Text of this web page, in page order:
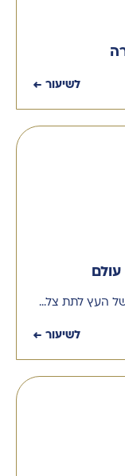
לשיעור ←
העץ לתת צל…
לשיעור ←